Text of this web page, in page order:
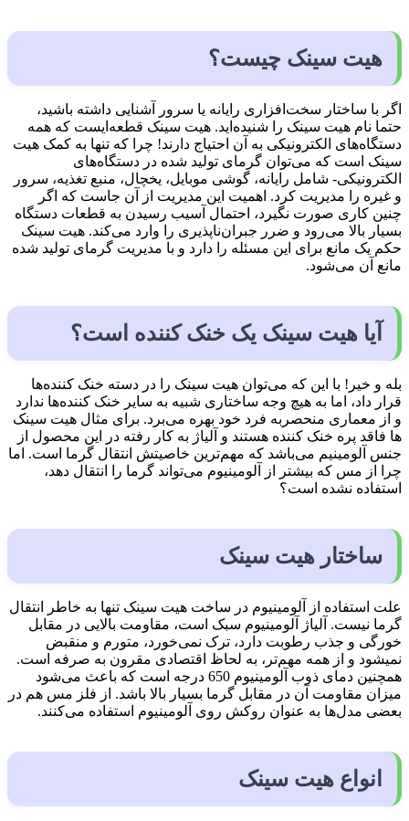
هیت سینک چیست؟
اگر با ساختار سخت‌افزاری رایانه یا سرور آشنایی داشته باشید،
حتما نام هیت سینک را شنیده‌اید. هیت سینک قطعه‌ایست که همه
دستگاه‌های الکترونیکی به آن احتیاج دارند! چرا که تنها به کمک هیت
سینک است که می‌توان گرمای تولید شده در دستگاه‌های
الکترونیکی- شامل رایانه، گوشی موبایل، یخچال، منبع تغذیه، سرور
و غیره را مدیریت کرد. اهمیت این مدیریت از آن جاست که اگر
چنین کاری صورت نگیرد، احتمال آسیب رسیدن به قطعات دستگاه
بسیار بالا می‌رود و ضرر جبران‌ناپذیری را وارد می‌کند. هیت سینک
حکم یک مانع برای این مسئله را دارد و با مدیریت گرمای تولید شده
مانع آن می‌شود.
آیا هیت سینک یک خنک کننده است؟
بله و خیر! با این که می‌توان هیت سینک را در دسته خنک کننده‌ها
قرار داد، اما به هیچ وجه ساختاری شبیه به سایر خنک کننده‌ها ندارد
و از معماری منحصربه فرد خود بهره می‌برد. برای مثال هیت سینک
ها فاقد پره خنک کننده هستند و آلیاژ به کار رفته در این محصول از
جنس آلومینیم می‌باشد که مهم‌ترین خاصیتش انتقال گرما است. اما
چرا از مس که بیشتر از آلومینیوم می‌تواند گرما را انتقال دهد،
استفاده نشده است؟
ساختار هیت سینک
علت استفاده از آلومینیوم در ساخت هیت سینک تنها به خاطر انتقال
گرما نیست. آلیاژ آلومینیوم سبک است، مقاومت بالایی در مقابل
خورگی و جذب رطوبت دارد، ترک نمی‌خورد، متورم و منقبض
نمیشود و از همه مهم‌تر، به لحاظ اقتصادی مقرون به صرفه است.
همچنین دمای ذوب آلومینیوم 650 درجه است که باعث می‌شود
میزان مقاومت آن در مقابل گرما بسیار بالا باشد. از فلز مس هم در
بعضی مدل‌ها به عنوان روکش روی آلومینیوم استفاده می‌کنند.
انواع هیت سینک